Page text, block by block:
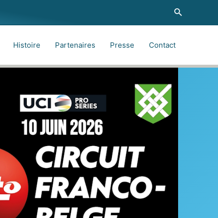
Histoire Partenaires Presse Contact